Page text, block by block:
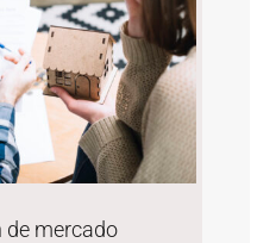
de mercado